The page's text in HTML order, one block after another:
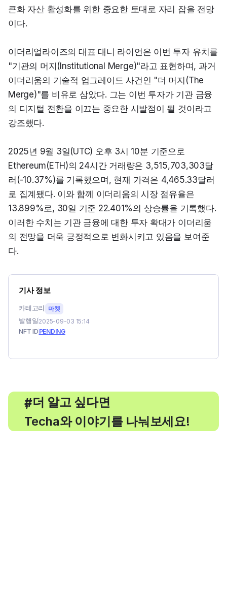
큰화 자산 활성화를 위한 중요한 토대로 자리 잡을 전망
이다.
이더리얼라이즈의 대표 대니 라이언은 이번 투자 유치를
"기관의 머지(Institutional Merge)"라고 표현하며, 과거
이더리움의 기술적 업그레이드 사건인 "더 머지(The
Merge)"를 비유로 삼았다. 그는 이번 투자가 기관 금융
의 디지털 전환을 이끄는 중요한 시발점이 될 것이라고
강조했다.
2025년 9월 3일(UTC) 오후 3시 10분 기준으로
Ethereum(ETH)의 24시간 거래량은 3,515,703,303달
러(-10.37%)를 기록했으며, 현재 가격은 4,465.33달러
로 집계됐다. 이와 함께 이더리움의 시장 점유율은
13.899%로, 30일 기준 22.401%의 상승률을 기록했다.
이러한 수치는 기관 금융에 대한 투자 확대가 이더리움
의 전망을 더욱 긍정적으로 변화시키고 있음을 보여준
다.
기사 정보
카테고리 마켓
발행일 2025-09-03 15:14
NFT ID PENDING
#
, 더 알고 싶다면
Techa와 이야기를 나눠보세요!